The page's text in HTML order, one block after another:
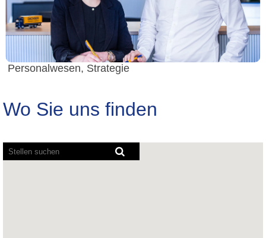
Personalwesen, Strategie
Wo Sie uns finden
Bildschirmausleseprogramme
können